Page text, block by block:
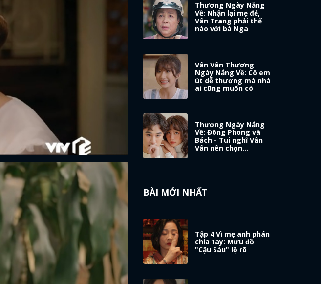
Thương Ngày Nắng
Về: Nhận lại mẹ đẻ,
Vân Trang phải thế
nào với bà Nga
Vân Vân Thương
Ngày Nắng Về: Cô em
út dễ thương mà nhà
ai cũng muốn có
Thương Ngày Nắng
Về: Đông Phong và
Bách - Tui nghĩ Vân
Vân nên chọn…
BÀI MỚI NHẤT
Tập 4 Vì mẹ anh phán
chia tay: Mưu đồ
"Cậu Sáu" lộ rõ